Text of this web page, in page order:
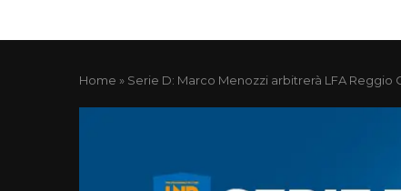
Home » Serie D: Marco Menozzi arbitrerà LFA Reggio